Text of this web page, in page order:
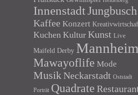
InnenstadtJungbusch
Kaffee Konzert
Kuchen Kultur Kunst Live
Maifeld Derby Mannheim
Mawayoflife Mode
MusikNeckarstadt Oststadt
Porträt Quadrate